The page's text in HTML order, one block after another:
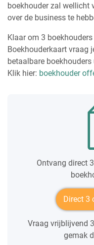
boekhouder zal wellicht
over de business te
Klaar om 3
Boekhouderkaart vraag
betaalbare
Klik hier: boekhouder
Ontvang direct
Direct 3
Vraag vrijblijvend
gemak